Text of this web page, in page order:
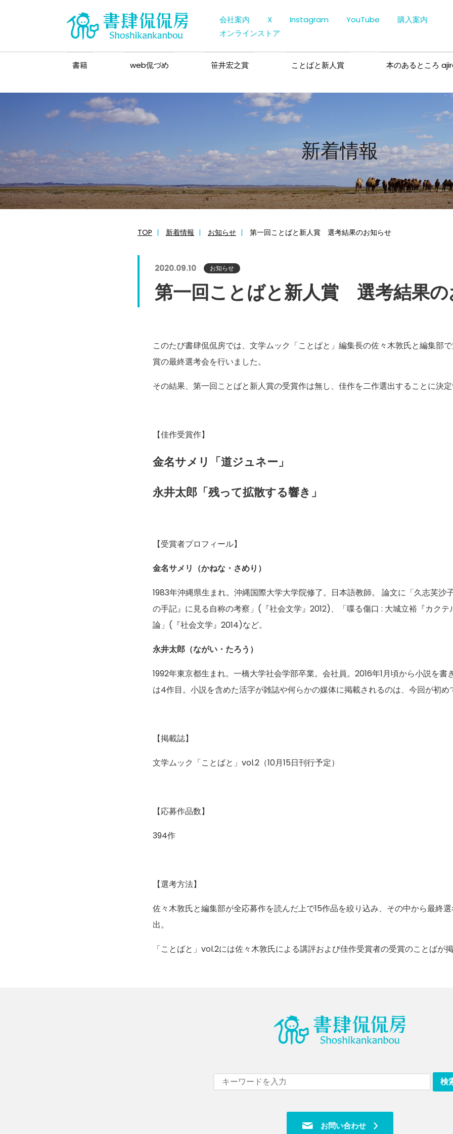
会社案内 X Instagram YouTube
購入案内
オンラインストア
書籍 web侃づめ 笹井宏之賞 ことばと新人賞 本のあるところ
新着情報
TOP 新着情報 お知らせ 第一回ことばと新人賞 選考結果のお知らせ
2020.09.10 お知らせ
第一回ことばと新人賞 選考結果の
このたび書肆侃侃房では、文学ムック「ことばと」編集長の佐々木敦氏と編集部
賞の最終選考会を行いました。
その結果、第一回ことばと新人賞の受賞作は無し、佳作を二作選出することに決
【佳作受賞作】
金名サメリ「道ジュネー」
永井太郎「残って拡散する響き」
【受賞者プロフィール】
金名サメリ（かねな・さめり）
1983年沖縄県生まれ。沖縄国際大学大学院修了。日本語教師。 論文に「久志芙沙
の手記』に見る自称の考察」(『社会文学』2012)、「喋る傷口 : 大城立裕『カクテ
論」(『社会文学』2014)など。
永井太郎（ながい・たろう）
1992年東京都生まれ。一橋大学社会学部卒業。会社員。2016年1月頃から小説を書
は4作目。小説を含めた活字が雑誌や何らかの媒体に掲載されるのは、今回が初め
【掲載誌】
文学ムック「ことばと」vol.2（10月15日刊行予定）
【応募作品数】
394作
【選考方法】
佐々木敦氏と編集部が全応募作を読んだ上で15作品を絞り込み、その中から最終
出。
「ことばと」vol.2には佐々木敦氏による講評および佳作受賞者の受賞のことばが
お問い合わせ